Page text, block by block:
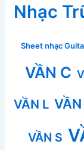
Nhạc
Sheet nhạc
VẦN C
VẦN L
VẦN S